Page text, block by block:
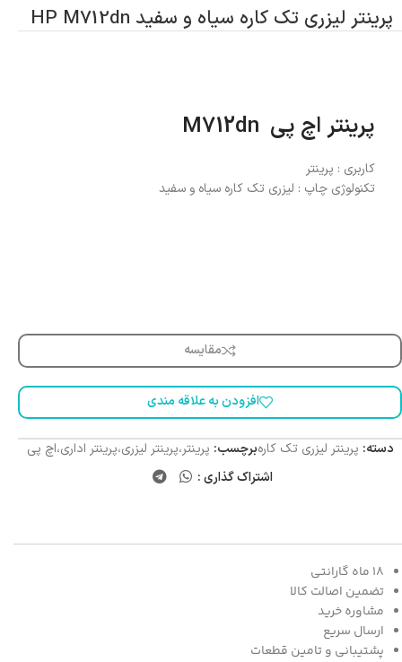
پرینتر لیزری تک کاره سیاه و سفید HP M712dn
پرینتر اچ پی M712dn
کاربری : پرینتر
تکنولوژی چاپ : لیزری تک کاره سیاه و سفید
مقایسه
افزودن به علاقه مندی
دسته: پرینتر لیزری تک کارهبرچسب: پرینتر،پرینتر لیزری،پرینتر اداری،اچ پی
اشتراک گذاری :
18 ماه گارانتی
تضمین اصالت کالا
مشاوره خرید
ارسال سریع
پشتیبانی و تامین قطعات